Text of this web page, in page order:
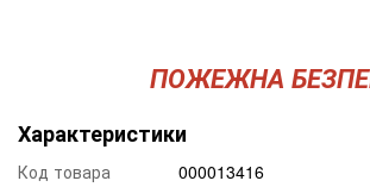
ПОЖЕЖНА
Характеристики
Код товара
000013416